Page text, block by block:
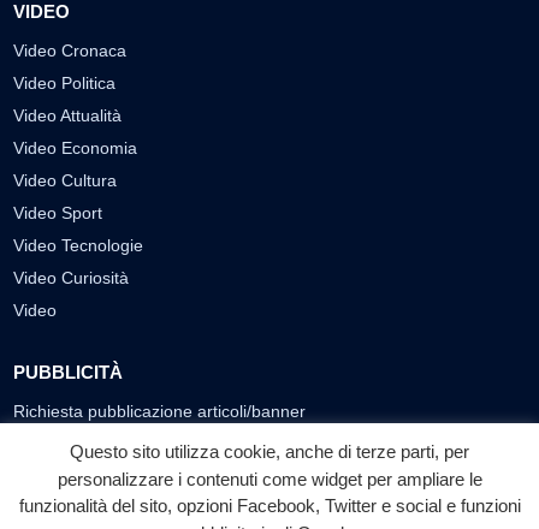
VIDEO
Video Cronaca
Video Politica
Video Attualità
Video Economia
Video Cultura
Video Sport
Video Tecnologie
Video Curiosità
Video
PUBBLICITÀ
Richiesta pubblicazione articoli/banner
SEGUICI SUI SOCIAL
f ◎ ▶
Questo sito utilizza cookie, anche di terze parti, per
personalizzare i contenuti come widget per ampliare le
funzionalità del sito, opzioni Facebook, Twitter e social e funzioni